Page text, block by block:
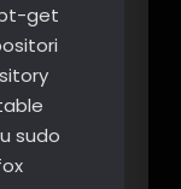
get
sudo